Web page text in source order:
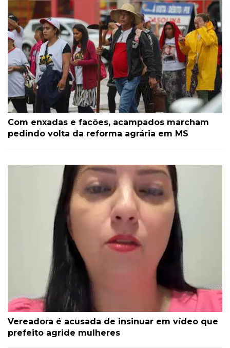
Com enxadas e facões, acampados marcham
pedindo volta da reforma agrária em MS
Vereadora é acusada de insinuar em vídeo que
prefeito agride mulheres